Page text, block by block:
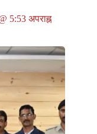
5:53 अपराह्न